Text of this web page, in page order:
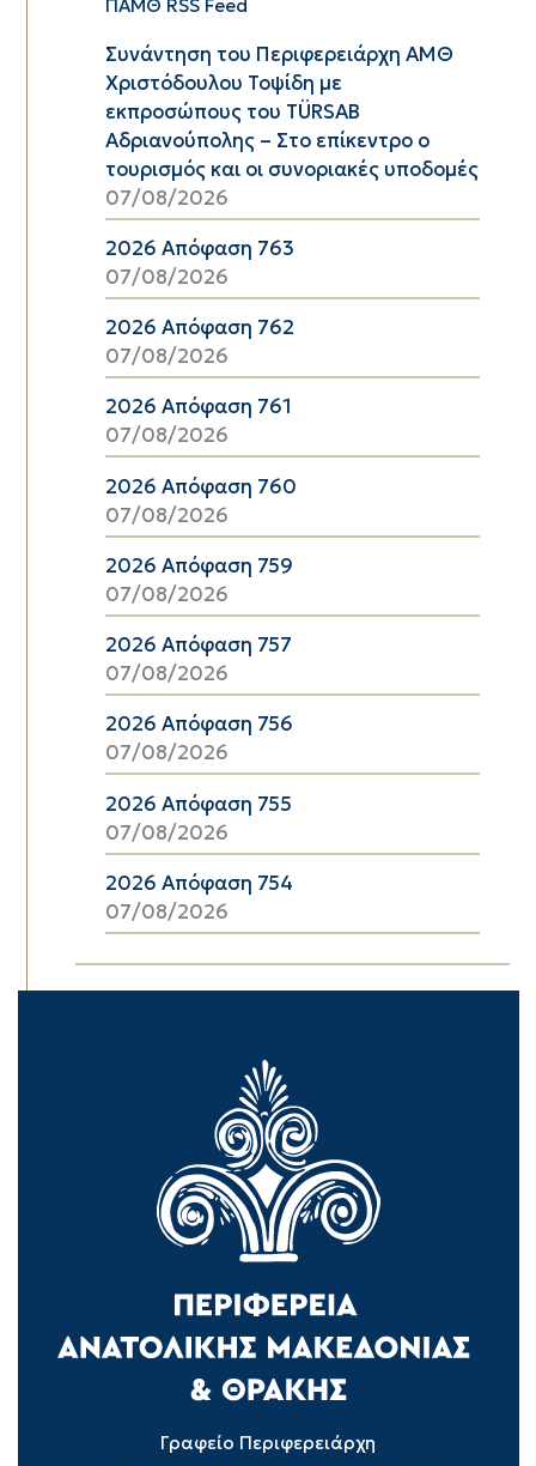
ΠΑΜΘ RSS Feed
Συνάντηση του Περιφερειάρχη ΑΜΘ
Χριστόδουλου Τοψίδη με
εκπροσώπους του TÜRSAB
Αδριανούπολης – Στο επίκεντρο ο
τουρισμός και οι συνοριακές υποδομές
07/08/2026
2026 Απόφαση 763
07/08/2026
2026 Απόφαση 762
07/08/2026
2026 Απόφαση 761
07/08/2026
2026 Απόφαση 760
07/08/2026
2026 Απόφαση 759
07/08/2026
2026 Απόφαση 757
07/08/2026
2026 Απόφαση 756
07/08/2026
2026 Απόφαση 755
07/08/2026
2026 Απόφαση 754
07/08/2026
Γραφείο Περιφερειάρχη